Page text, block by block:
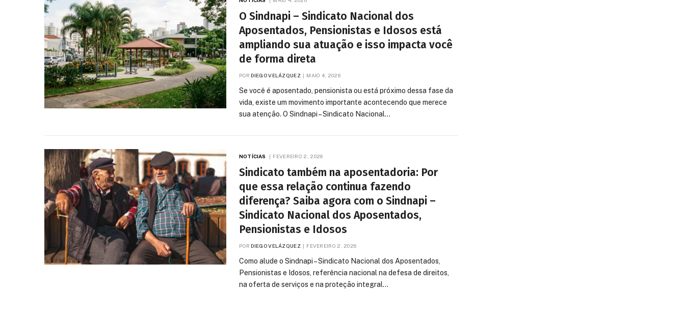
O Sindnapi – Sindicato Nacional dos
Aposentados, Pensionistas e Idosos está
ampliando sua atuação e isso impacta você
de forma direta
POR DIEGO VELÁZQUEZ MAIO 4, 2026
Se você é aposentado, pensionista ou está próximo dessa fase da
vida, existe um movimento importante acontecendo que merece
sua atenção. O Sindnapi – Sindicato Nacional…
NOTÍCIAS FEVEREIRO 2, 2026
Sindicato também na aposentadoria: Por
que essa relação continua fazendo
diferença? Saiba agora com o Sindnapi –
Sindicato Nacional dos Aposentados,
Pensionistas e Idosos
POR DIEGO VELÁZQUEZ FEVEREIRO 2, 2026
Como alude o Sindnapi – Sindicato Nacional dos Aposentados,
Pensionistas e Idosos, referência nacional na defesa de direitos,
na oferta de serviços e na proteção integral…